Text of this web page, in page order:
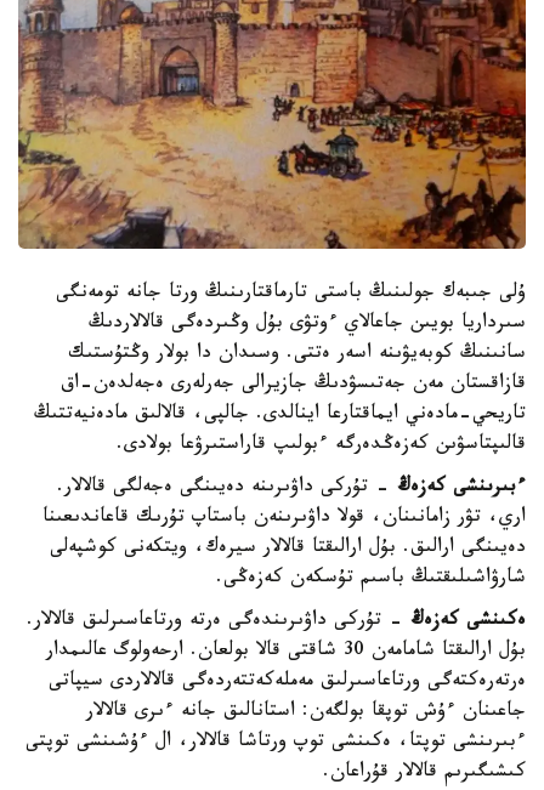
ۇلى جىبەك جولىنىڭ باستى تارماقتارىنىڭ ورتا جانە تومەنگى
سىرداريا بويىن جاعالاي ءوتۋى بۇل وڭىردەگى قالالاردىڭ
سانىنىڭ كوبەيۋىنە اسەر ەتتى. وسىدان دا بولار وڭتۇستىك
قازاقستان مەن جەتىسۋدىڭ جازيرالى جەرلەرى ەجەلدەن-اق
تاريحي-مادەني ايماقتارعا اينالدى. جالپى، قالالىق مادەنيەتتىڭ
قالىپتاسۋىن كەزەڭدەرگە ءبولىپ قاراستىرۋعا بولادى.
ءبىرىنشى كەزەڭ - تۇركى داۋىرىنە دەيىنگى ەجەلگى قالالار.
اري، تۋر زامانىنان، قولا داۋىرىنەن باستاپ تۇرىك قاعاندىعىنا
دەيىنگى ارالىق. بۇل ارالىقتا قالالار سيرەك، ويتكەنى كوشپەلى
شارۋاشىلىقتىڭ باسىم تۇسكەن كەزەڭى.
ەكىنشى كەزەڭ - تۇركى داۋىرىندەگى ەرتە ورتاعاسىرلىق قالالار.
بۇل ارالىقتا شامامەن 30 شاقتى قالا بولعان. ارحەولوگ عالىمدار
ەرتەرەكتەگى ورتاعاسىرلىق مەملەكەتتەردەگى قالالاردى سيپاتى
جاعىنان ءۇش توپقا بولگەن: استانالىق جانە ءىرى قالالار
ءبىرىنشى توپتا، ەكىنشى توپ ورتاشا قالالار، ال ءۇشىنشى توپتى
كىشىگىرىم قالالار قۇراعان.